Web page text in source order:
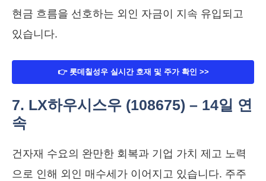
현금 흐름을 선호하는 외인 자금이 지속 유입되고
있습니다.
👉 롯데칠성우 실시간 호재 및 주가 확인 >>
7. LX하우시스우 (108675) – 14일 연
속
건자재 수요의 완만한 회복과 기업 가치 제고 노력
으로 인해 외인 매수세가 이어지고 있습니다. 주주